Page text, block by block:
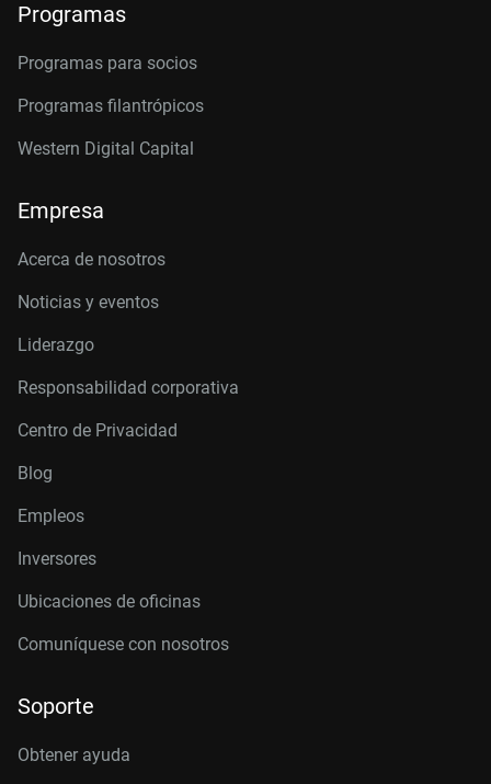
Programas
Programas para socios
Programas filantrópicos
Western Digital Capital
Empresa
Acerca de nosotros
Noticias y eventos
Liderazgo
Responsabilidad corporativa
Centro de Privacidad
Blog
Empleos
Inversores
Ubicaciones de oficinas
Comuníquese con nosotros
Soporte
Obtener ayuda